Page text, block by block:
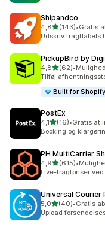
Shipandco
4,8ud af 5 stjerner
(143)
143 anmeldelser i
•Gratis
Udskriv fragtlabels
PickupBird by
4,8ud af 5 stjerner
(62)
62 anmeldelser i alt
•
Tilføj
Built for Shopify
PostEx
4,1ud af 5 stjerner
(16)
16 anmeldelser i alt
•Gratis at
Booking og
PH MultiCarrier
4,9ud af 5 stjerner
(615)
615 anmeldelser i
•
Live-fragtpriser ved
Universal Courier
5,0ud af 5 stjerner
(40)
40 anmeldelser i alt
•Gratis
Upload